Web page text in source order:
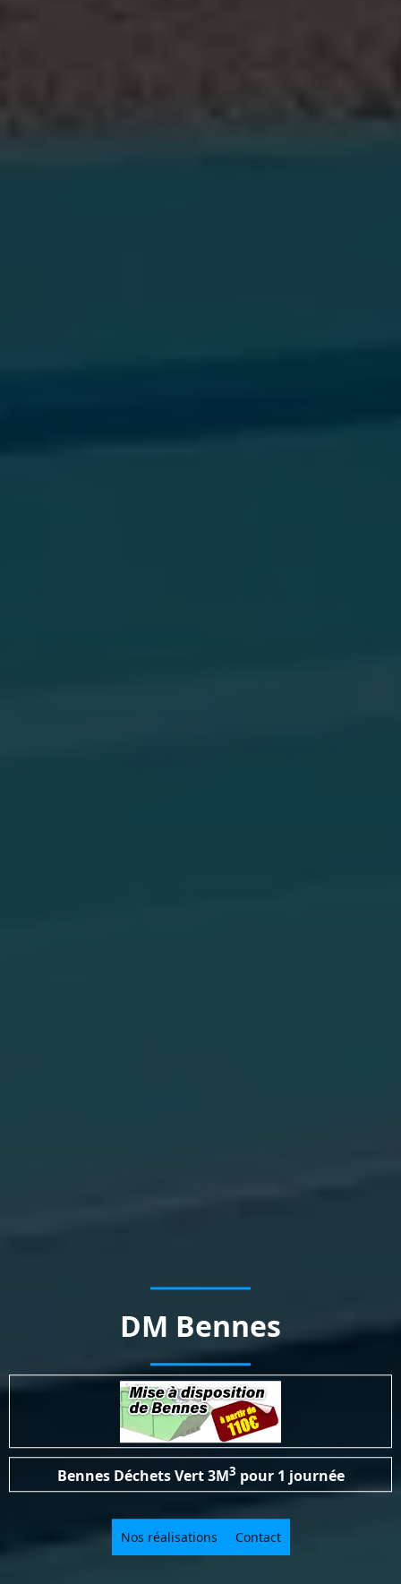
DM Bennes
Bennes Déchets Vert3M3 pour 1 journée
Nos réalisations Contact